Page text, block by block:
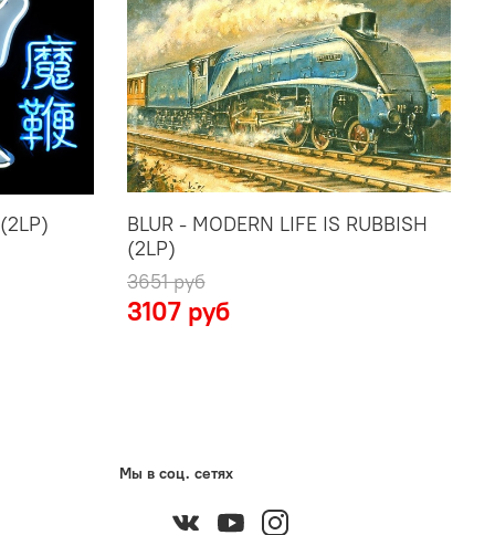
BLUR - MODERN LIFE IS RUBBISH
(2LP)
3651 руб
3107 руб
Мы в соц. сетях